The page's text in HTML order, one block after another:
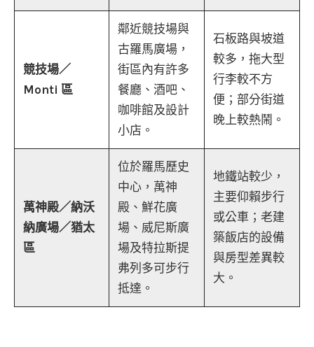
競技場／
Monti 區
鄰近競技場與
古羅馬廣場，
街區內有許多
餐廳、酒吧、
咖啡館及設計
小店。
石板路與坡道
較多，拖大型
行李較不方
便；部分街道
晚上較熱鬧。
萬神殿／納沃
納廣場／猶太
區
位於羅馬歷史
中心，萬神
殿、鮮花廣
場、威尼斯廣
場及特拉斯提
弗列多可步行
抵達。
地鐵站較少，
主要仰賴步行
或公車；老建
築飯店的設備
與房型差異較
大。